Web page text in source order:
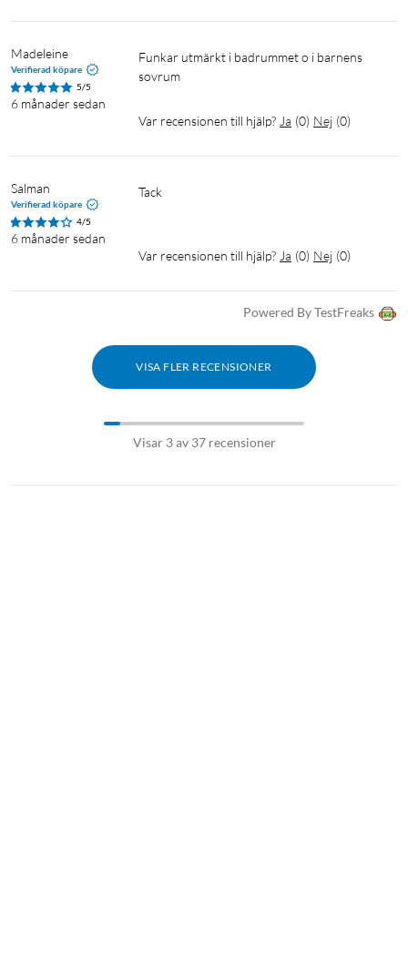
Madeleine
Verifierad köpare
5/5
6 månader sedan
Funkar utmärkt i badrummet o i barnens
sovrum
Var recensionen till hjälp? Ja (0) Nej (0)
Salman
Verifierad köpare
4/5
6 månader sedan
Tack
Var recensionen till hjälp? Ja (0) Nej (0)
Powered By TestFreaks
VISA FLER RECENSIONER
Visar 3 av 37 recensioner